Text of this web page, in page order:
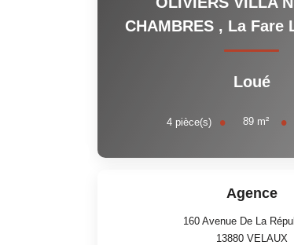
CHAMBRES , La Fare
Loué
4 pièce(s) 89 m²
Agence
160 Avenue De La
13880 VELAUX